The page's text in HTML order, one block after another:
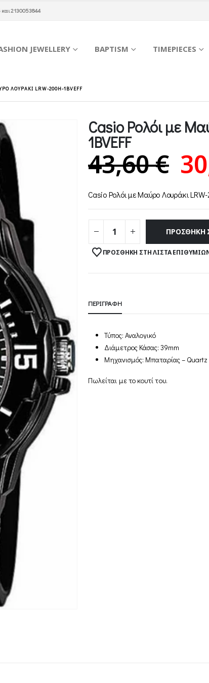
και 2130053844
JEWELLERY BAPTISM TIMEPIECES
ΛΟΥΡΆΚΙ LRW-200H-1BVEFF
Casio Ρολόι με
1BVEFF
43,60€
Casio Ρολόι με Μαύρο Λουράκι
ΠΡΟΣΘΉΚΗ
ΠΡΟΣΘΉΚΗ ΣΤΗ ΛΊΣΤΑ
ΠΕΡΙΓΡΑΦΉ
Τύπος: Αναλογικό
Διάμετρος Κάσας: 39mm
Μηχανισμός: Μπαταρίας – Quartz
Πωλείται με το κουτί του.